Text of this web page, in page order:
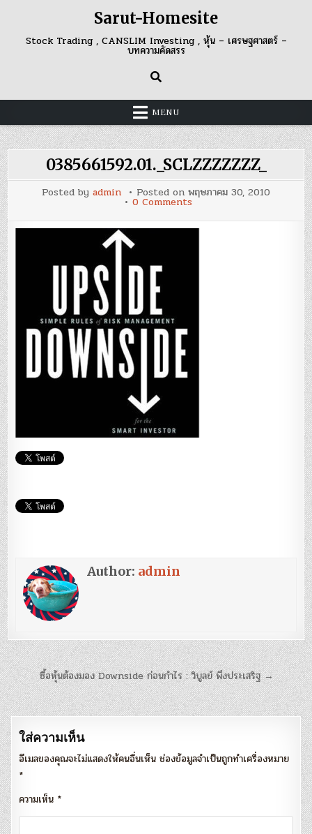
content
Sarut-Homesite
Stock Trading , CANSLIM Investing , หุ้น – เศรษฐศาสตร์ –
บทความคัดสรร
MENU
0385661592.01._SCLZZZZZZZ_
Posted by admin Posted on พฤษภาคม 30, 2010
0 Commentson
Author: admin
แนะแนว
เรื่อง
ซื้อหุ้นต้องมอง Downside ก่อนกำไร : วิบูลย์ พึงประเสริฐ →
ใส่ความเห็น
อีเมลของคุณจะไม่แสดงให้คนอื่นเห็น ช่องข้อมูลจำเป็นถูกทำเครื่องหมาย
*
ความเห็น *